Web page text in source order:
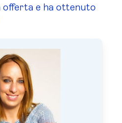
e ha ottenuto